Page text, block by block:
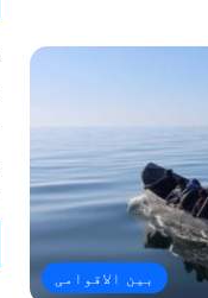
بین الاقوامی